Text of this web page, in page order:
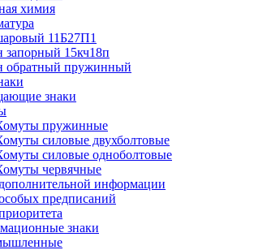
химия
11Б27П1
запорный 15кч18п
обратный пружинный
знаки
пружинные
силовые двухболтовые
силовые одноболтовые
червячные
информации
предписаний
знаки